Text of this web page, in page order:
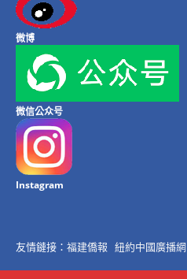
微博
微信公众号
Instagram
友情鏈接： 福建僑報 紐約中國廣播網